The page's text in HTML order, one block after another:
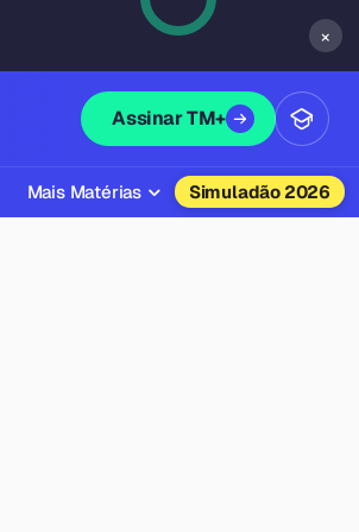
×
Assinar TM+
Mais Matérias Simuladão 2026